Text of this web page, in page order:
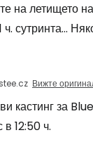
на летището
сутринта...
Вижте
кастинг за
12:50 ч.